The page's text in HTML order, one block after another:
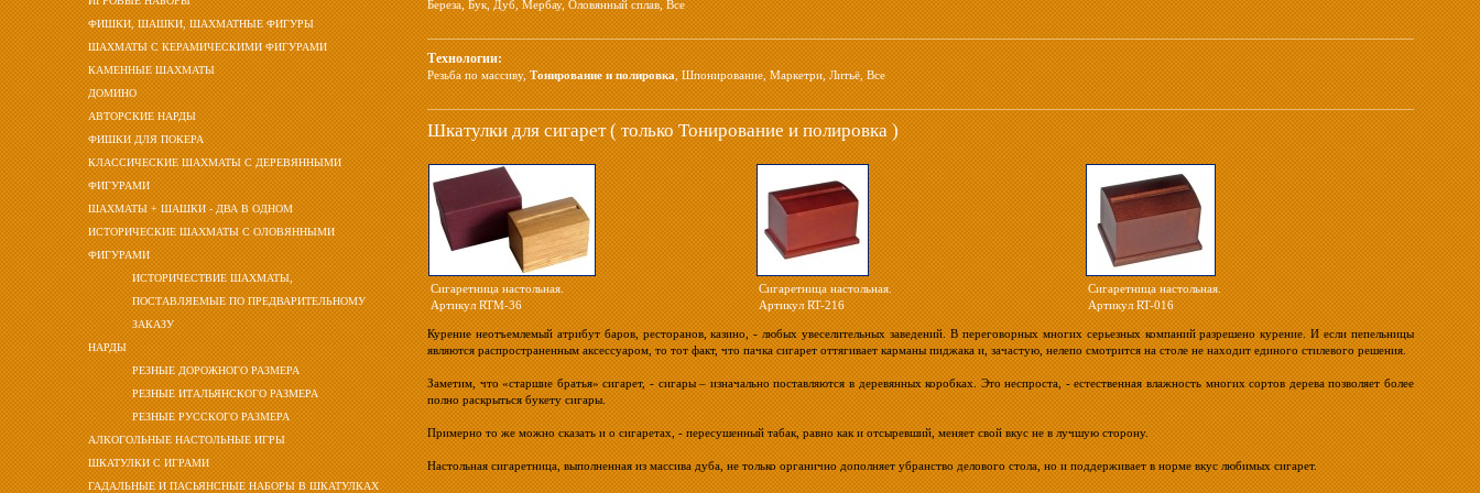
ФИШКИ, ШАШКИ, ШАХМАТНЫЕ ФИГУРЫ
ШАХМАТЫ С КЕРАМИЧЕСКИМИ ФИГУРАМИ
КАМЕННЫЕ ШАХМАТЫ
ДОМИНО
АВТОРСКИЕ НАРДЫ
ФИШКИ ДЛЯ ПОКЕРА
КЛАССИЧЕСКИЕ ШАХМАТЫ С ДЕРЕВЯННЫМИ
ФИГУРАМИ
ШАХМАТЫ + ШАШКИ - ДВА В ОДНОМ
ИСТОРИЧЕСКИЕ ШАХМАТЫ С ОЛОВЯННЫМИ
ФИГУРАМИ
ИСТОРИЧЕСТВИЕ ШАХМАТЫ,
ПОСТАВЛЯЕМЫЕ ПО ПРЕДВАРИТЕЛЬНОМУ
ЗАКАЗУ
НАРДЫ
РЕЗНЫЕ ДОРОЖНОГО РАЗМЕРА
РЕЗНЫЕ ИТАЛЬЯНСКОГО РАЗМЕРА
РЕЗНЫЕ РУССКОГО РАЗМЕРА
АЛКОГОЛЬНЫЕ НАСТОЛЬНЫЕ ИГРЫ
ШКАТУЛКИ С ИГРАМИ
ГАДАЛЬНЫЕ И ПАСЬЯНСНЫЕ НАБОРЫ В ШКАТУЛКАХ
Береза Бук Дуб Мербау, Оловянный сплав Все
Технологии:
Резьба по массиву, Тонирование и полировка Шпонирование Маркетри Литьё Все
Шкатулки для сигарет ( только Тонирование и полировка )
Сигаретница настольная.
Артикул RTM-36
Сигаретница настольная.
Артикул RT-216
Сигаретница настольная.
Артикул RT-016
Курение неотъемлемый атрибут баров, ресторанов, казино, - любых увеселительных заведений. В переговорных многих серьезных компаний разрешено курение. И если пепельницы
являются распространенным аксессуаром, то тот факт, что пачка сигарет оттягивает карманы пиджака и, зачастую, нелепо смотрится на столе не находит единого стилевого решения.
Заметим, что «старшие братья» сигарет, - сигары – изначально поставляются в деревянных коробках. Это неспроста, - естественная влажность многих сортов дерева позволяет более
полно раскрыться букету сигары.
Примерно то же можно сказать и о сигаретах, - пересушенный табак, равно как и отсыревший, меняет свой вкус не в лучшую сторону.
Настольная сигаретница, выполненная из массива дуба, не только органично дополняет убранство делового стола, но и поддерживает в норме вкус любимых сигарет.